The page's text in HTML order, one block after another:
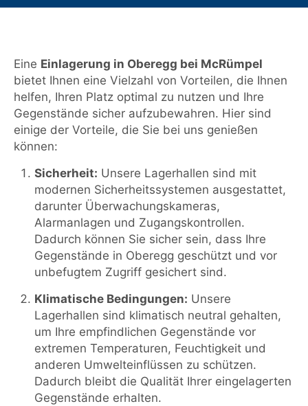
Eine Einlagerung in Oberegg bei McRümpel
bietet Ihnen eine Vielzahl von Vorteilen, die Ihnen
helfen, Ihren Platz optimal zu nutzen und Ihre
Gegenstände sicher aufzubewahren. Hier sind
einige der Vorteile, die Sie bei uns genießen
können:
Sicherheit: Unsere Lagerhallen sind mit
modernen Sicherheitssystemen ausgestattet,
darunter Überwachungskameras,
Alarmanlagen und Zugangskontrollen.
Dadurch können Sie sicher sein, dass Ihre
Gegenstände in Oberegg geschützt und vor
unbefugtem Zugriff gesichert sind.
Klimatische Bedingungen: Unsere
Lagerhallen sind klimatisch neutral gehalten,
um Ihre empfindlichen Gegenstände vor
extremen Temperaturen, Feuchtigkeit und
anderen Umwelteinflüssen zu schützen.
Dadurch bleibt die Qualität Ihrer eingelagerten
Gegenstände erhalten.